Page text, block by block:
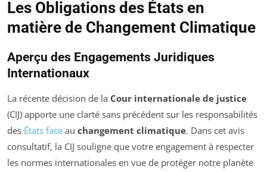
Les Obligations des États en
matière de Changement Climatique
Aperçu des Engagements Juridiques
Internationaux
La récente décision de la Cour internationale de justice
(CIJ) apporte une clarté sans précédent sur les responsabilités
des États face au changement climatique. Dans cet avis
consultatif, la CIJ souligne que votre engagement à respecter
les normes internationales en vue de protéger notre planète